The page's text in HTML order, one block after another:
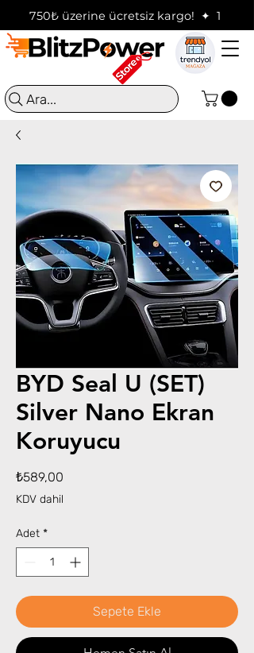
750₺ üzerine ücretsiz kargo!  ✦
Ara...
BYD Seal U (SET)
Silver Nano Ekran
Koruyucu
₺589,00
KDV dahil
Adet *
Sepete Ekle